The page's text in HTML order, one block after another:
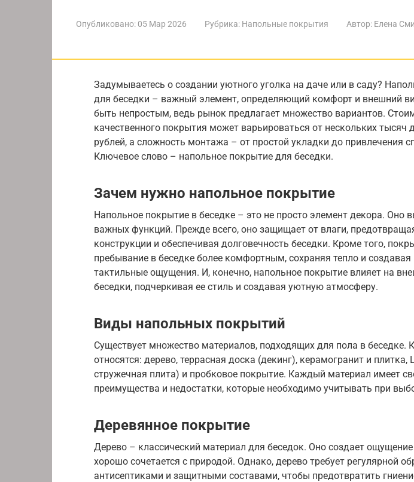
Опубликовано: 05 Мар 2026 Рубрика: Напольные покрытия Автор: Елена
Задумываетесь о создании уютного уголка на даче или в саду?
для беседки – важный элемент, определяющий комфорт и внешний
быть непростым, ведь рынок предлагает множество вариантов.
качественного покрытия может варьироваться от нескольких тысяч
рублей, а сложность монтажа – от простой укладки до привлечения
Ключевое слово – напольное покрытие для беседки.
Зачем нужно напольное покрытие
Напольное покрытие в беседке – это не просто элемент декора. Оно
важных функций. Прежде всего, оно защищает от влаги,
конструкции и обеспечивая долговечность беседки. Кроме того,
пребывание в беседке более комфортным, сохраняя тепло и
тактильные ощущения. И, конечно, напольное покрытие влияет на
беседки, подчеркивая ее стиль и создавая уютную атмосферу.
Виды напольных покрытий
Существует множество материалов, подходящих для пола в беседке.
относятся: дерево, террасная доска (декинг), керамогранит и
стружечная плита) и пробковое покрытие. Каждый материал имеет
преимущества и недостатки, которые необходимо учитывать при
Деревянное покрытие
Дерево – классический материал для беседок. Оно создает
хорошо сочетается с природой. Однако, дерево требует регулярной
антисептиками и защитными составами, чтобы предотвратить